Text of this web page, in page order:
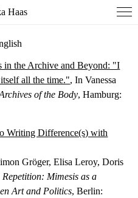
Haas
in the Archive and Beyond: "I
all the time.", In Vanessa
of the Body, Hamburg:
Writing Difference(s) with
Gröger, Elisa Leroy, Doris
Mimesis as a
Art and Politics, Berlin: